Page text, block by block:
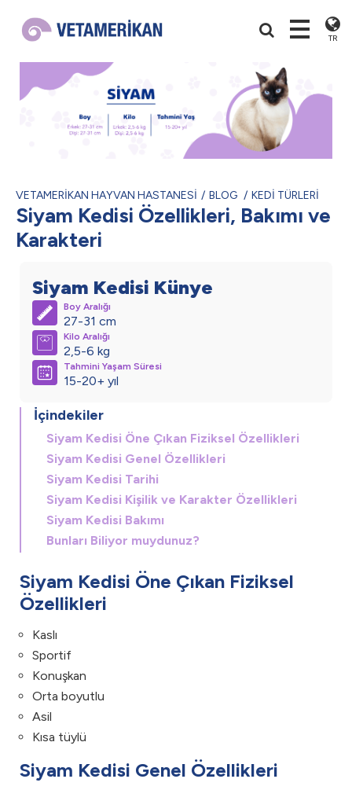
TR
VETAMERİKAN HAYVAN HASTANESİ BLOG KEDİ TÜRLERİ
Siyam Kedisi Özellikleri, Bakımı ve
Karakteri
Siyam Kedisi Künye
Boy Aralığı
27-31 cm
Kilo Aralığı
2,5-6 kg
Tahmini Yaşam Süresi
15-20+ yıl
İçindekiler
Siyam Kedisi Öne Çıkan Fiziksel Özellikleri
Siyam Kedisi Genel Özellikleri
Siyam Kedisi Tarihi
Siyam Kedisi Kişilik ve Karakter Özellikleri
Siyam Kedisi Bakımı
Bunları Biliyor muydunuz?
Siyam Kedisi Öne Çıkan Fiziksel
Özellikleri
Kaslı
Sportif
Konuşkan
Orta boyutlu
Asil
Kısa tüylü
Siyam Kedisi Genel Özellikleri